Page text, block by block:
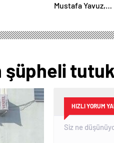
Mustafa Yavuz,
şüpheli
HIZLI YORUM